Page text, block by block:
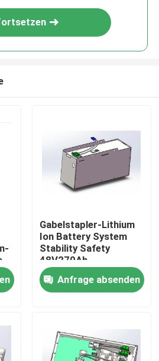
Gabelstapler-Lithium
Ion Battery System
Stability Safety
48V270Ah
Anfrage absenden